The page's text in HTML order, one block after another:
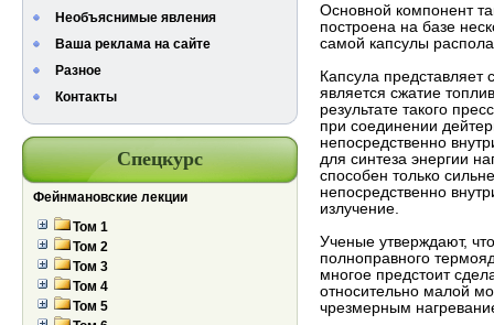
Необъяснимые явления
Ваша реклама на сайте
Разное
Контакты
Спецкурс
Фейнмановские лекции
Том 1
Том 2
Том 3
Том 4
Том 5
Основной компонент
построена на базе
самой капсулы
Капсула представляет
является сжатие
результате такого
при соединении
непосредственно
для синтеза энергии
способен только
непосредственно
излучение.
Ученые утверждают,
полноправного
многое предстоит
относительно малой
чрезмерным